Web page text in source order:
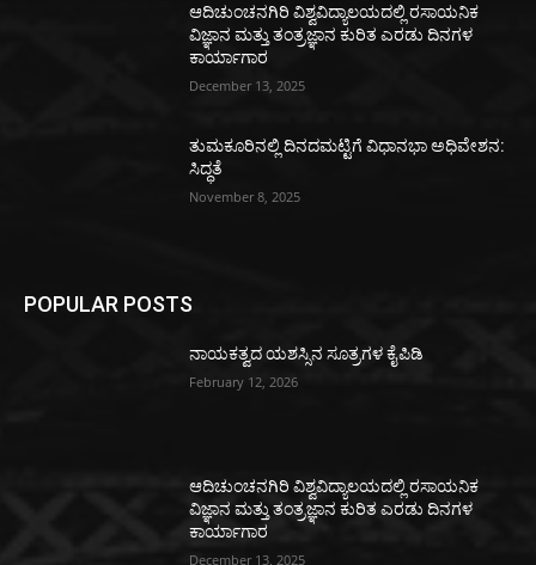
ಆದಿಚುಂಚನಗಿರಿ ವಿಶ್ವವಿದ್ಯಾಲಯದಲ್ಲಿ ರಸಾಯನಿಕ
ವಿಜ್ಞಾನ ಮತ್ತು ತಂತ್ರಜ್ಞಾನ ಕುರಿತ ಎರಡು ದಿನಗಳ
ಕಾರ್ಯಾಗಾರ
December 13, 2025
ತುಮಕೂರಿನಲ್ಲಿ ದಿನದಮಟ್ಟಿಗೆ ವಿಧಾನಭಾ ಅಧಿವೇಶನ:
ಸಿದ್ಧತೆ
November 8, 2025
POPULAR POSTS
ನಾಯಕತ್ವದ ಯಶಸ್ಸಿನ ಸೂತ್ರಗಳ ಕೈಪಿಡಿ
February 12, 2026
ಆದಿಚುಂಚನಗಿರಿ ವಿಶ್ವವಿದ್ಯಾಲಯದಲ್ಲಿ ರಸಾಯನಿಕ
ವಿಜ್ಞಾನ ಮತ್ತು ತಂತ್ರಜ್ಞಾನ ಕುರಿತ ಎರಡು ದಿನಗಳ
ಕಾರ್ಯಾಗಾರ
December 13, 2025